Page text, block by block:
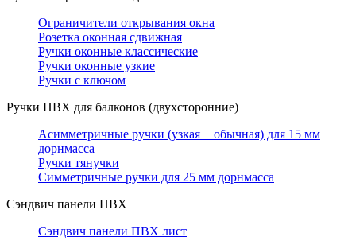
Ограничители открывания окна
Розетка оконная сдвижная
Ручки оконные классические
Ручки оконные узкие
Ручки с ключом
Ручки ПВХ для балконов (двухсторонние)
Асимметричные ручки (узкая + обычная) для 15 мм
дорнмасса
Ручки тянучки
Симметричные ручки для 25 мм дорнмасса
Сэндвич панели ПВХ
Сэндвич панели ПВХ лист